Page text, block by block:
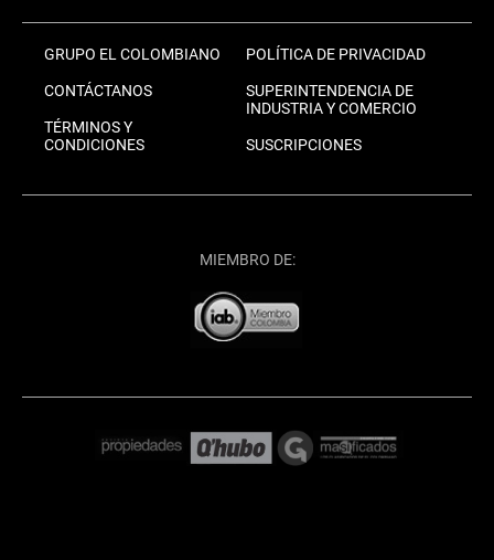
GRUPO EL COLOMBIANO
CONTÁCTANOS
TÉRMINOS Y
CONDICIONES
POLÍTICA DE PRIVACIDAD
SUPERINTENDENCIA DE
INDUSTRIA Y COMERCIO
SUSCRIPCIONES
MIEMBRO DE: